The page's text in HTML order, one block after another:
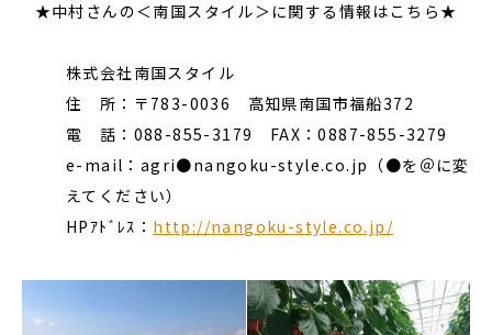
★中村さんの＜南国スタイル＞に関する情報はこちら★
株式会社南国スタイル
住 所：〒783-0036 高知県南国市福船372
電 話：088-855-3179 FAX：0887-855-3279
e-mail：agri●nangoku-style.co.jp（●を＠に変
えてください）
HPｱﾄﾞﾚｽ： http://nangoku-style.co.jp/